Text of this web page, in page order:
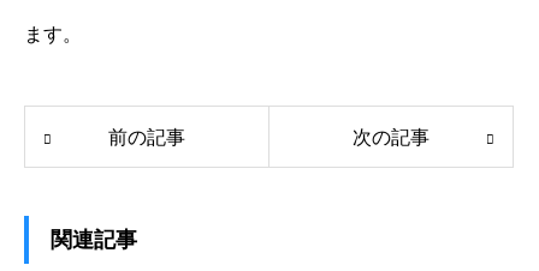
ます。
前の記事 次の記事
関連記事